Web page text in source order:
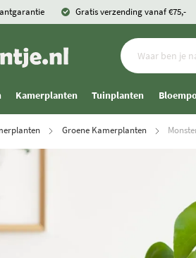
Gratis verzending vanaf €75,-
Kamerplanten Tuinplanten
Groene Kamerplanten